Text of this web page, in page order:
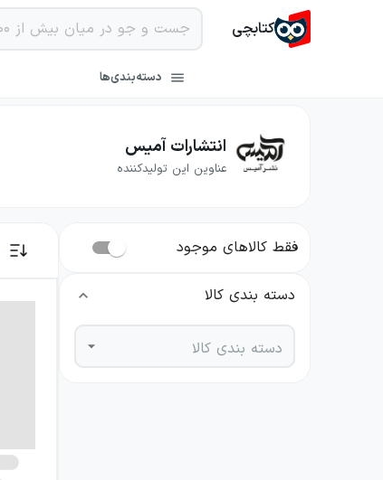
کتابچی
دسته‌بندی‌ها
انتشارات آمیس
عناوین این تولیدکننده
فقط کالاهای موجود
دسته بندی کالا
دسته بندی کالا